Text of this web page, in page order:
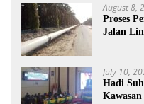
August 8,
Proses
Jalan
July 10,
Hadi